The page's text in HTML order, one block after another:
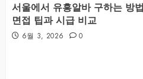
서울에서 유흥알바 구하는 방
면접 팁과 시급 비교
6월 3, 2026 0